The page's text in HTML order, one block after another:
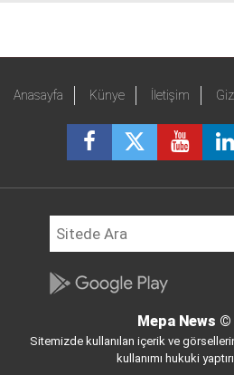
Anasayfa Künye İletişim
Mepa News ©
Sitemizde kullanılan içerik ve
kullanımı hukuki